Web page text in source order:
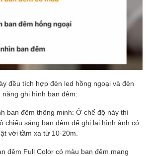
đều tích hợp đèn led hồng ngoại và đèn
ghi hình ban đêm:
ban đêm thông minh: Ở chế độ này thì
chiếu sáng ban đêm để ghi lại hình ảnh có
với tầm xa từ 10-20m.
đêm Full Color có màu ban đêm mang